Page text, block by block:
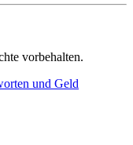
vorbehalten.